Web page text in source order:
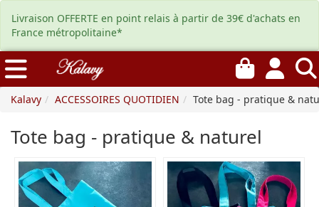
Livraison OFFERTE en point relais à partir de 39€ d'achats en
France métropolitaine*
Kalavy ACCESSOIRES QUOTIDIEN Tote bag - pratique &
Tote bag - pratique & naturel